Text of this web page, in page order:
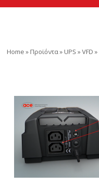
Home » Προϊόντα» UPS »VFD »